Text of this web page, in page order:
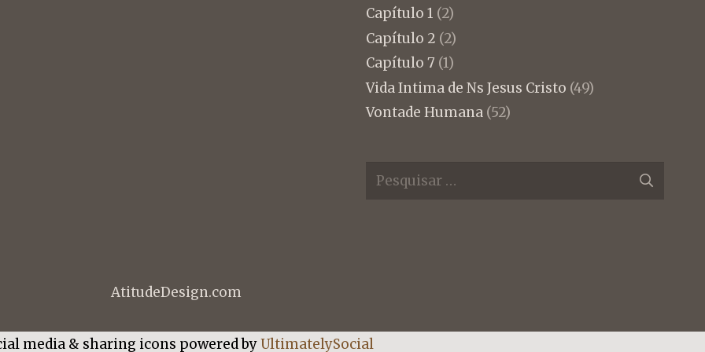
Capítulo 1 (2)
Capítulo 2 (2)
Capítulo 7 (1)
Vida Intima de Ns Jesus Cristo (49)
Vontade Humana(52)
Pesquisar
AtitudeDesign.com
media & sharing icons powered byUltimatelySocial